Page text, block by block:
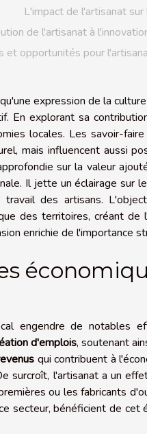
L'impact de l'artisanat
de l'artisanat à
et opportunités pour
expression de la
En explorant sa
locales. Les savoir-
mais influencent aussi
sur la valeur
Il jette un éclairage sur
des artisans.
des territoires, créant
enrichie de l'importance
engendre de notables
d'emplois, soutenant
qui contribuent à
surcroît, l'artisanat a un
ou les fabricants
secteur, bénéficient de cet